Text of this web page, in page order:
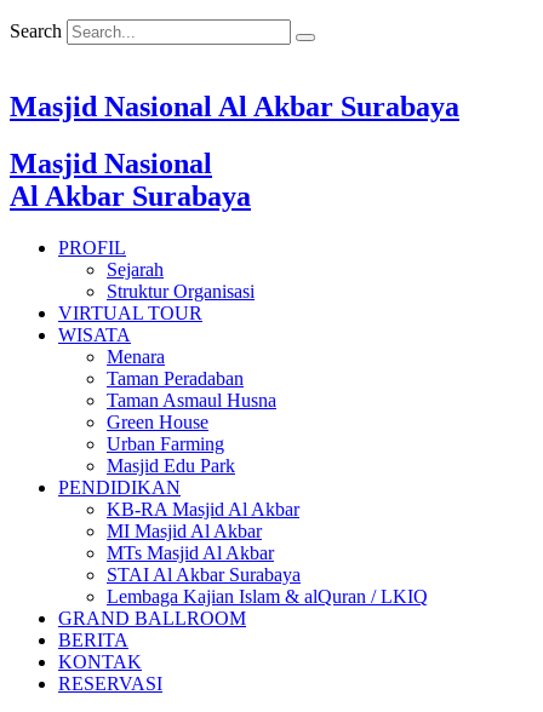
Search
Masjid Nasional Al Akbar Surabaya
Masjid Nasional
Al Akbar Surabaya
PROFIL
Sejarah
Struktur Organisasi
VIRTUAL TOUR
WISATA
Menara
Taman Peradaban
Taman Asmaul Husna
Green House
Urban Farming
Masjid Edu Park
PENDIDIKAN
KB-RA Masjid Al Akbar
MI Masjid Al Akbar
MTs Masjid Al Akbar
STAI Al Akbar Surabaya
Lembaga Kajian Islam & alQuran / LKIQ
GRAND BALLROOM
BERITA
KONTAK
RESERVASI